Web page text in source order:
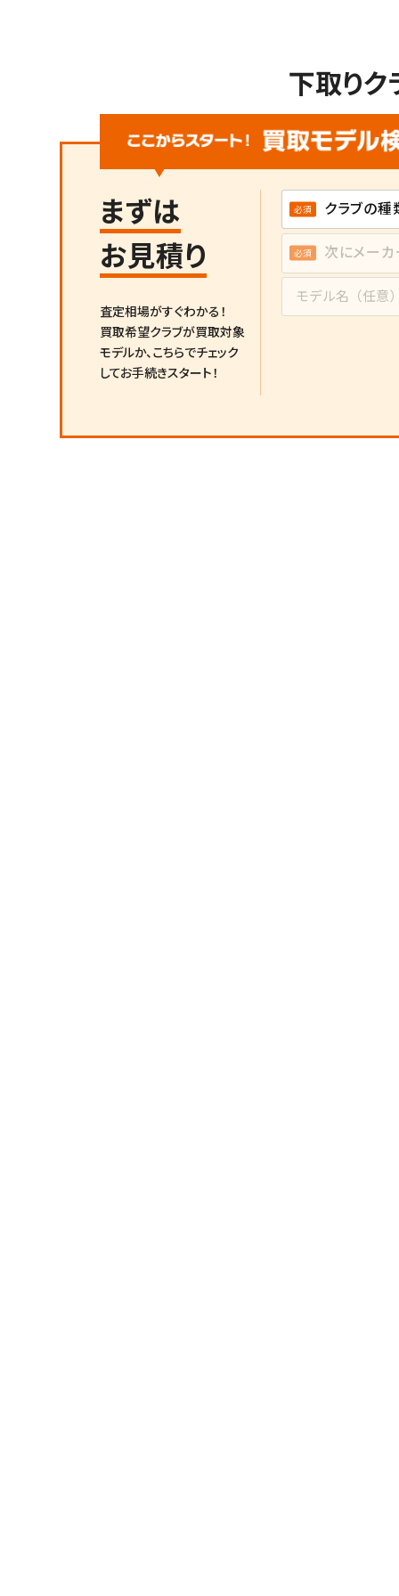
下取りク
まずは
お見積り
査定相場がすぐわかる！
買取希望クラブが買取対象
モデルか、 こちらでチェック
してお手続きスタート！